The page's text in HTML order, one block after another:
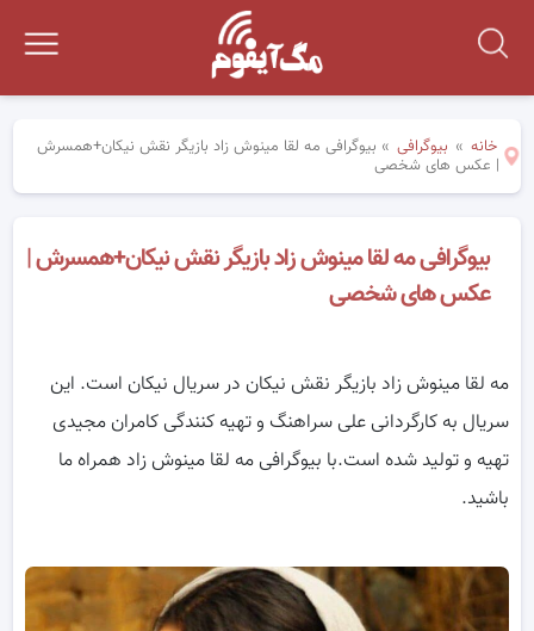
خانه » بیوگرافی » بیوگرافی مه لقا مینوش زاد بازیگر نقش نیکان+همسرش
| عکس های شخصی
بیوگرافی مه لقا مینوش زاد بازیگر نقش نیکان+همسرش |
عکس های شخصی
مه لقا مینوش زاد بازیگر نقش نیکان در سریال نیکان است. این
سریال به کارگردانی علی سراهنگ و تهیه‌ کنندگی کامران مجیدی
تهیه و تولید شده است.با بیوگرافی مه لقا مینوش زاد همراه ما
باشید.